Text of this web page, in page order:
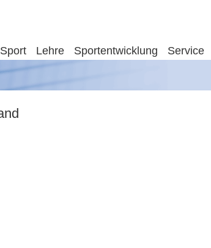
Sport Lehre Sportentwicklung Service